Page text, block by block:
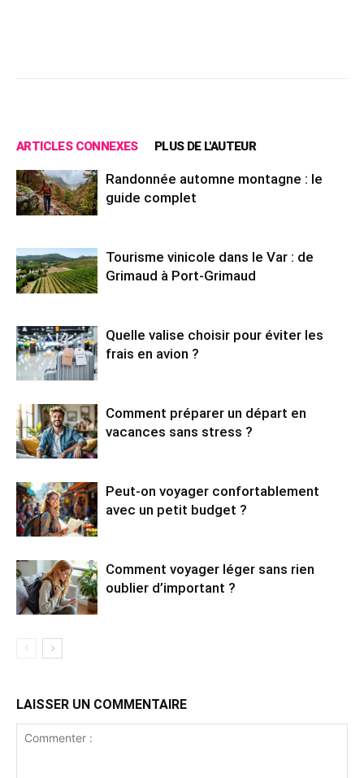
ARTICLES CONNEXES PLUS DE L'AUTEUR
Randonnée automne montagne : le
guide complet
Tourisme vinicole dans le Var : de
Grimaud à Port-Grimaud
Quelle valise choisir pour éviter les
frais en avion ?
Comment préparer un départ en
vacances sans stress ?
Peut-on voyager confortablement
avec un petit budget ?
Comment voyager léger sans rien
oublier d’important ?
LAISSER UN COMMENTAIRE